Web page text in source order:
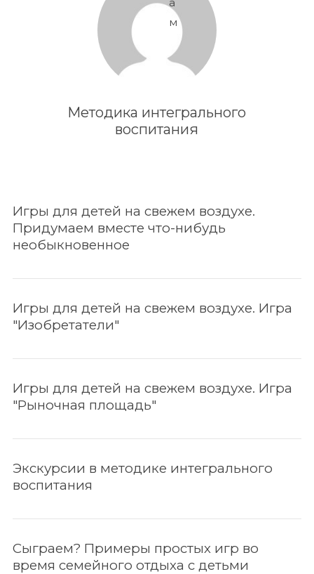
м
Методика интегрального
воспитания
Игры для детей на свежем воздухе.
Придумаем вместе что-нибудь
необыкновенное
Игры для детей на свежем воздухе. Игра
"Изобретатели"
Игры для детей на свежем воздухе. Игра
"Рыночная площадь"
Экскурсии в методике интегрального
воспитания
Сыграем? Примеры простых игр во
время семейного отдыха с детьми